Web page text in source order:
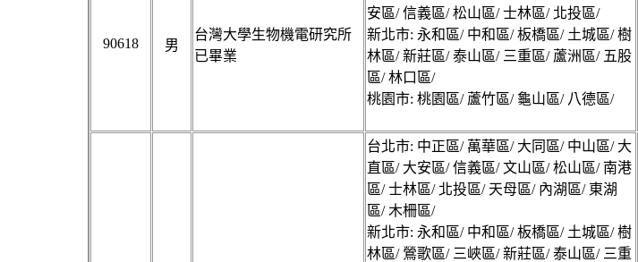
90618 男
台灣大學生物機電研究所
已畢業
安區/ 信義區/ 松山區/ 士林區/ 北投區/
新北市: 永和區/ 中和區/ 板橋區/ 土城區/ 樹
林區/ 新莊區/ 泰山區/ 三重區/ 蘆洲區/ 五股
區/ 林口區/
桃園市: 桃園區/ 蘆竹區/ 龜山區/ 八德區/
台北市: 中正區/ 萬華區/ 大同區/ 中山區/ 大
直區/ 大安區/ 信義區/ 文山區/ 松山區/ 南港
區/ 士林區/ 北投區/ 天母區/ 內湖區/ 東湖
區/ 木柵區/
新北市: 永和區/ 中和區/ 板橋區/ 土城區/ 樹
林區/ 鶯歌區/ 三峽區/ 新莊區/ 泰山區/ 三重